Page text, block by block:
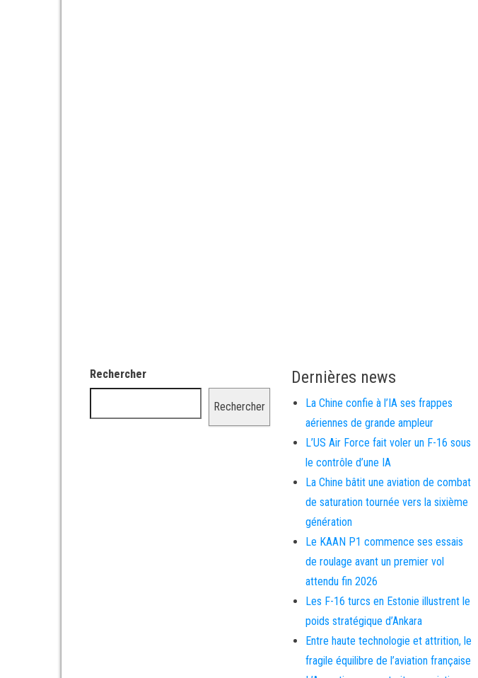
Rechercher
Rechercher
Dernières news
La Chine confie à l’IA ses frappes
aériennes de grande ampleur
L’US Air Force fait voler un F-16 sous
le contrôle d’une IA
La Chine bâtit une aviation de combat
de saturation tournée vers la sixième
génération
Le KAAN P1 commence ses essais
de roulage avant un premier vol
attendu fin 2026
Les F-16 turcs en Estonie illustrent le
poids stratégique d’Ankara
Entre haute technologie et attrition, le
fragile équilibre de l’aviation française